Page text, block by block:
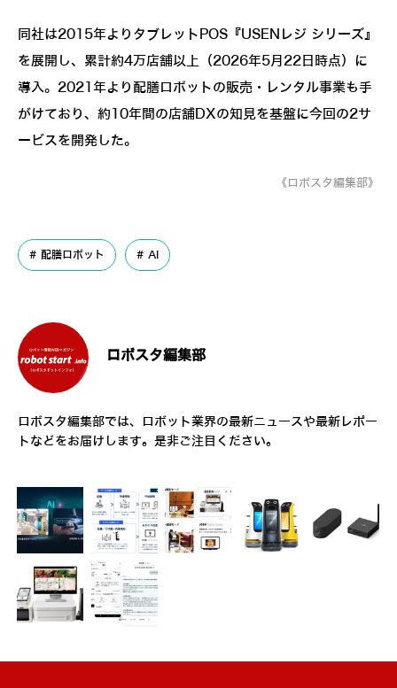
同社は2015年よりタブレットPOS『USENレジ シリーズ』
を展開し、累計約4万店舗以上（2026年5月22日時点）に
導入。2021年より配膳ロボットの販売・レンタル事業も手
がけており、約10年間の店舗DXの知見を基盤に今回の2サ
ービスを開発した。
《ロボスタ編集部》
配膳ロボット AI
ロボスタ編集部
ロボスタ編集部では、ロボット業界の最新ニュースや最新レポー
トなどをお届けします。是非ご注目ください。